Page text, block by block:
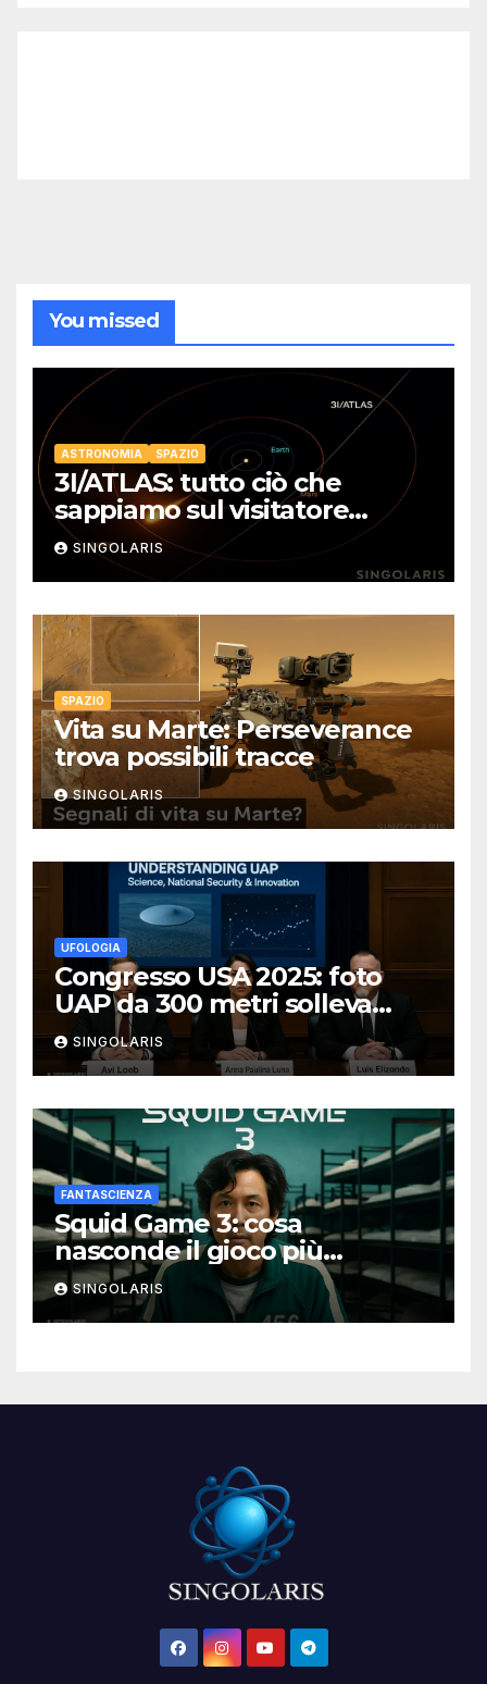
You missed
ASTRONOMIA SPAZIO
3I/ATLAS: tutto ciò che
sappiamo sul visitatore
interstellare
SINGOLARIS
SPAZIO
Vita su Marte: Perseverance
trova possibili tracce
SINGOLARIS
UFOLOGIA
Congresso USA 2025: foto
UAP da 300 metri solleva
polemiche
SINGOLARIS
FANTASCIENZA
Squid Game 3: cosa
nasconde il gioco più
spietato della serie
SINGOLARIS